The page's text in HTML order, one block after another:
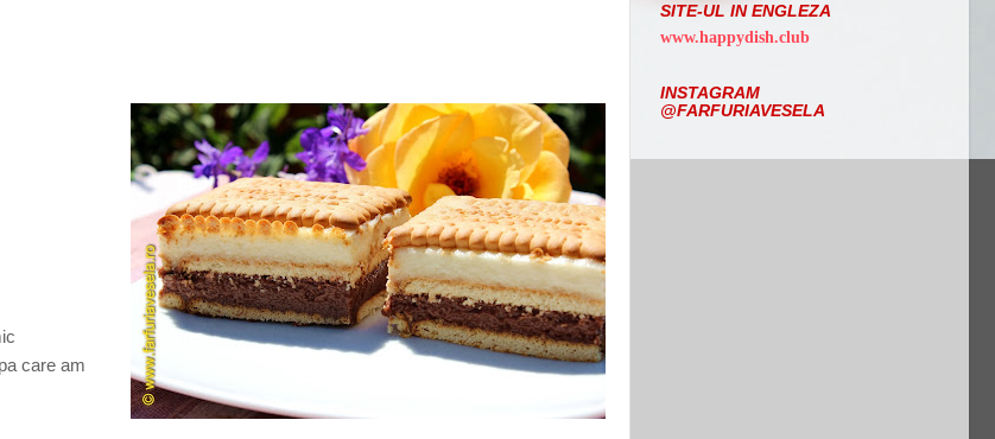
care am
SITE-UL IN ENGLEZA
www.happydish.club
INSTAGRAM
@FARFURIAVESELA